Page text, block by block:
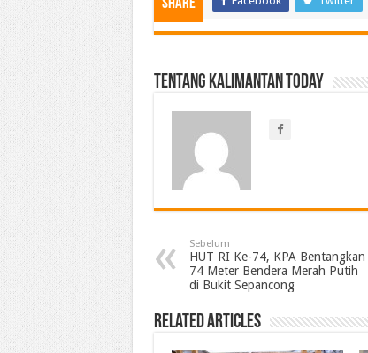
Share
Tentang Kalimantan Today
Sebelum
HUT RI Ke-74, KPA Bentangkan
74 Meter Bendera Merah Putih
di Bukit Sepancong
Related Articles